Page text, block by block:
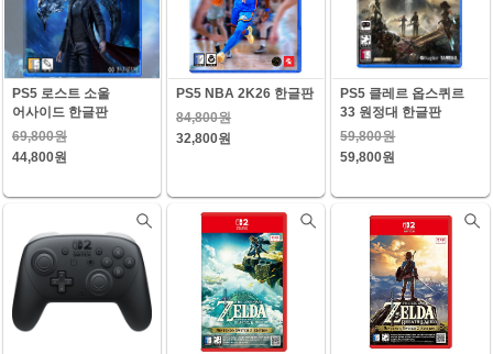
PS5 로스트 소울
어사이드 한글판
69,800원
44,800원
PS5 NBA 2K26 한글판
84,800원
32,800원
PS5 클레르 옵스퀴르
33 원정대 한글판
59,800원
59,800원